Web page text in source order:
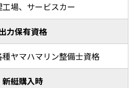
工場、サービスカー
力保有資格
ヤマハマリン整備士資格
新艇購入時